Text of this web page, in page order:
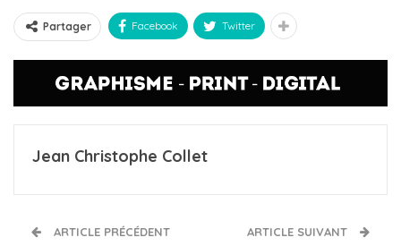
Partager Facebook Twitter
Jean Christophe Collet
ARTICLE PRÉCÉDENT ARTICLE SUIVANT